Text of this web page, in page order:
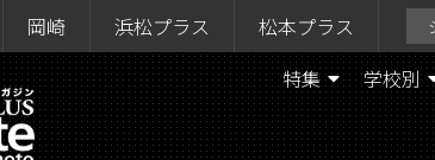
岡崎 浜松プラス 松本プラス
特集 学校別